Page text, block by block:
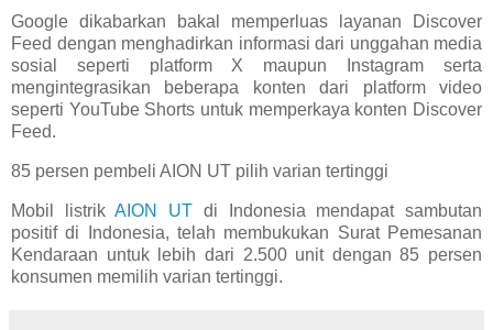
Google dikabarkan bakal memperluas layanan Discover
Feed dengan menghadirkan informasi dari unggahan media
sosial seperti platform X maupun Instagram serta
mengintegrasikan beberapa konten dari platform video
seperti YouTube Shorts untuk memperkaya konten Discover
Feed.
85 persen pembeli AION UT pilih varian tertinggi
Mobil listrikAION UT di Indonesia mendapat sambutan
positif di Indonesia, telah membukukan Surat Pemesanan
Kendaraan untuk lebih dari 2.500 unit dengan 85 persen
konsumen memilih varian tertinggi.